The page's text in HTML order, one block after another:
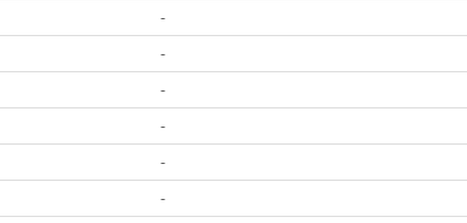
-
-
-
-
-
-